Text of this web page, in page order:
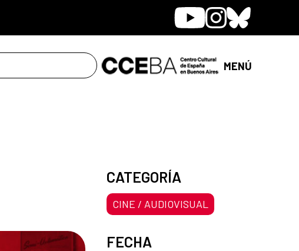
YoutubeInstagram
Bluesky
MENÚ
CATEGORÍA
CINE / AUDIOVISUAL
FECHA